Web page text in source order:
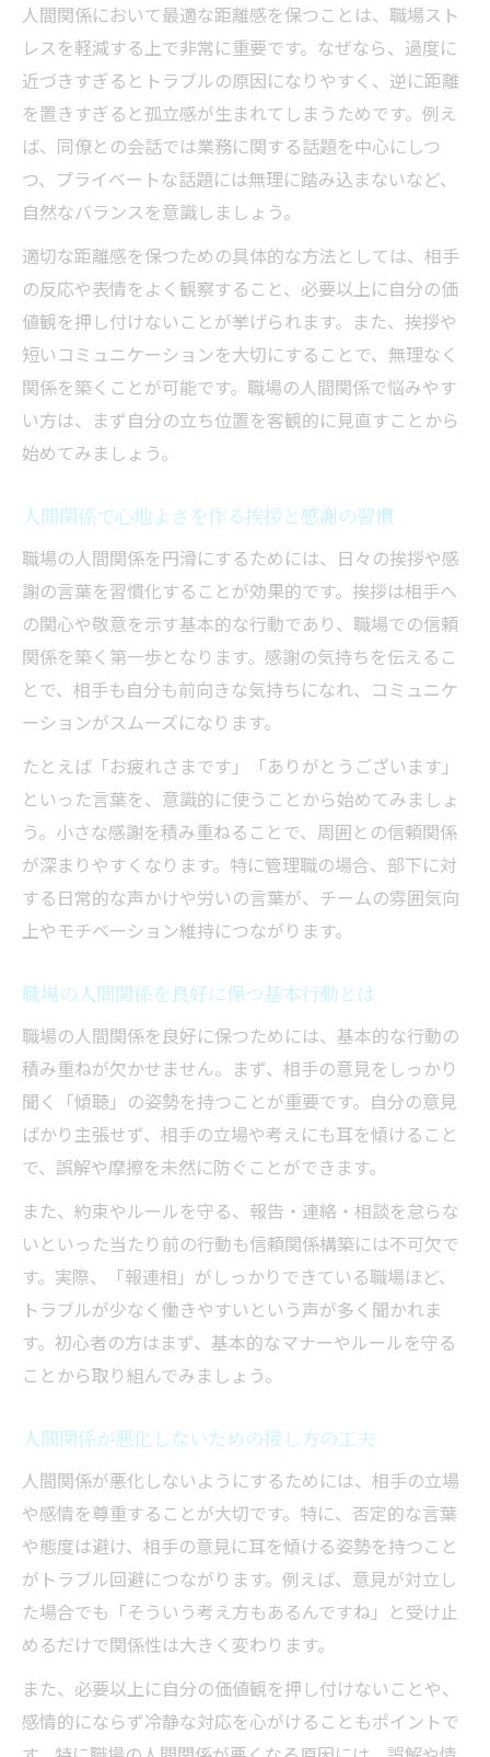
む
管理職が実践する職場人間関係改善の秘訣
人間関係に悩んだ時のリフレッシュ習慣
孤立しがちな人のための関係リセット法
職場人間関係で孤立しないための具体策
人間関係リセット後の信頼構築ポイント
人間関係の修復で大切な心の整え方
孤立しやすい人の悩みと人間関係のヒント
人間関係改善で大事な一歩目の行動例
管理職向け信頼深まるコミュニケーション
管理職が築く良好な人間関係のポイント解
説
人間関係改善に役立つ傾聴スキルの磨き方
部下との人間関係を深める日常会話の工夫
チーム人間関係を高める信頼の築き方
本音が伝わる人間関係の秘訣とは
人間関係で本音を引き出す自己開示のコツ
人間関係が深まる率直なコミュニケーショ
ン術
職場人間関係を良くするための実践例紹介
人間関係を良好にする感謝の伝え方の工夫
本音で話せる人間関係の土台を作る方法
人間関係で悩まない心を育てる実践法
人間関係の悩みを手放すマインドセット作
り
人間関係で自分軸を持つ方法とその効果
得
人間関係でストレスを溜めない習慣の実践
例
人間関係に左右されない心の整え方を紹介
人間関係において最適な距離感を保つことは、職場スト
レスを軽減する上で非常に重要です。なぜなら、過度に
近づきすぎるとトラブルの原因になりやすく、逆に距離
を置きすぎると孤立感が生まれてしまうためです。例え
ば、同僚との会話では業務に関する話題を中心にしつ
つ、プライベートな話題には無理に踏み込まないなど、
自然なバランスを意識しましょう。
適切な距離感を保つための具体的な方法としては、相手
の反応や表情をよく観察すること、必要以上に自分の価
値観を押し付けないことが挙げられます。また、挨拶や
短いコミュニケーションを大切にすることで、無理なく
関係を築くことが可能です。職場の人間関係で悩みやす
い方は、まず自分の立ち位置を客観的に見直すことから
始めてみましょう。
人間関係で心地よさを作る挨拶と感謝の習慣
職場の人間関係を円滑にするためには、日々の挨拶や感
謝の言葉を習慣化することが効果的です。挨拶は相手へ
の関心や敬意を示す基本的な行動であり、職場での信頼
関係を築く第一歩となります。感謝の気持ちを伝えるこ
とで、相手も自分も前向きな気持ちになれ、コミュニケ
ーションがスムーズになります。
たとえば「お疲れさまです」「ありがとうございます」
といった言葉を、意識的に使うことから始めてみましょ
う。小さな感謝を積み重ねることで、周囲との信頼関係
が深まりやすくなります。特に管理職の場合、部下に対
する日常的な声かけや労いの言葉が、チームの雰囲気向
上やモチベーション維持につながります。
職場の人間関係を良好に保つ基本行動とは
職場の人間関係を良好に保つためには、基本的な行動の
積み重ねが欠かせません。まず、相手の意見をしっかり
聞く「傾聴」の姿勢を持つことが重要です。自分の意見
ばかり主張せず、相手の立場や考えにも耳を傾けること
で、誤解や摩擦を未然に防ぐことができます。
また、約束やルールを守る、報告・連絡・相談を怠らな
いといった当たり前の行動も信頼関係構築には不可欠で
す。実際、「報連相」がしっかりできている職場ほど、
トラブルが少なく働きやすいという声が多く聞かれま
す。初心者の方はまず、基本的なマナーやルールを守る
ことから取り組んでみましょう。
人間関係が悪化しないための接し方の工夫
人間関係が悪化しないようにするためには、相手の立場
や感情を尊重することが大切です。特に、否定的な言葉
や態度は避け、相手の意見に耳を傾ける姿勢を持つこと
がトラブル回避につながります。例えば、意見が対立し
た場合でも「そういう考え方もあるんですね」と受け止
めるだけで関係性は大きく変わります。
また、必要以上に自分の価値観を押し付けないことや、
感情的にならず冷静な対応を心がけることもポイントで